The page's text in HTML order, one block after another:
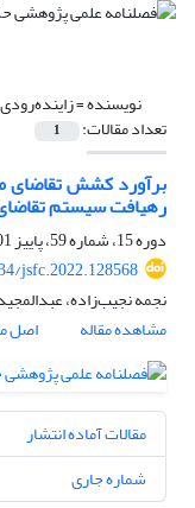
نویسنده =
تعداد مقالات: 1
برآورد کشش‌ تقاضای
رهیافت سیستم تقاضای
دوره 15، شماره 59، پاییز 1401، صفحه
jsfc.2022.128568
نجمه نجیب‌زاده،
مشاهده مقاله
اصل
مقالات آماده انتشار
شماره جاری